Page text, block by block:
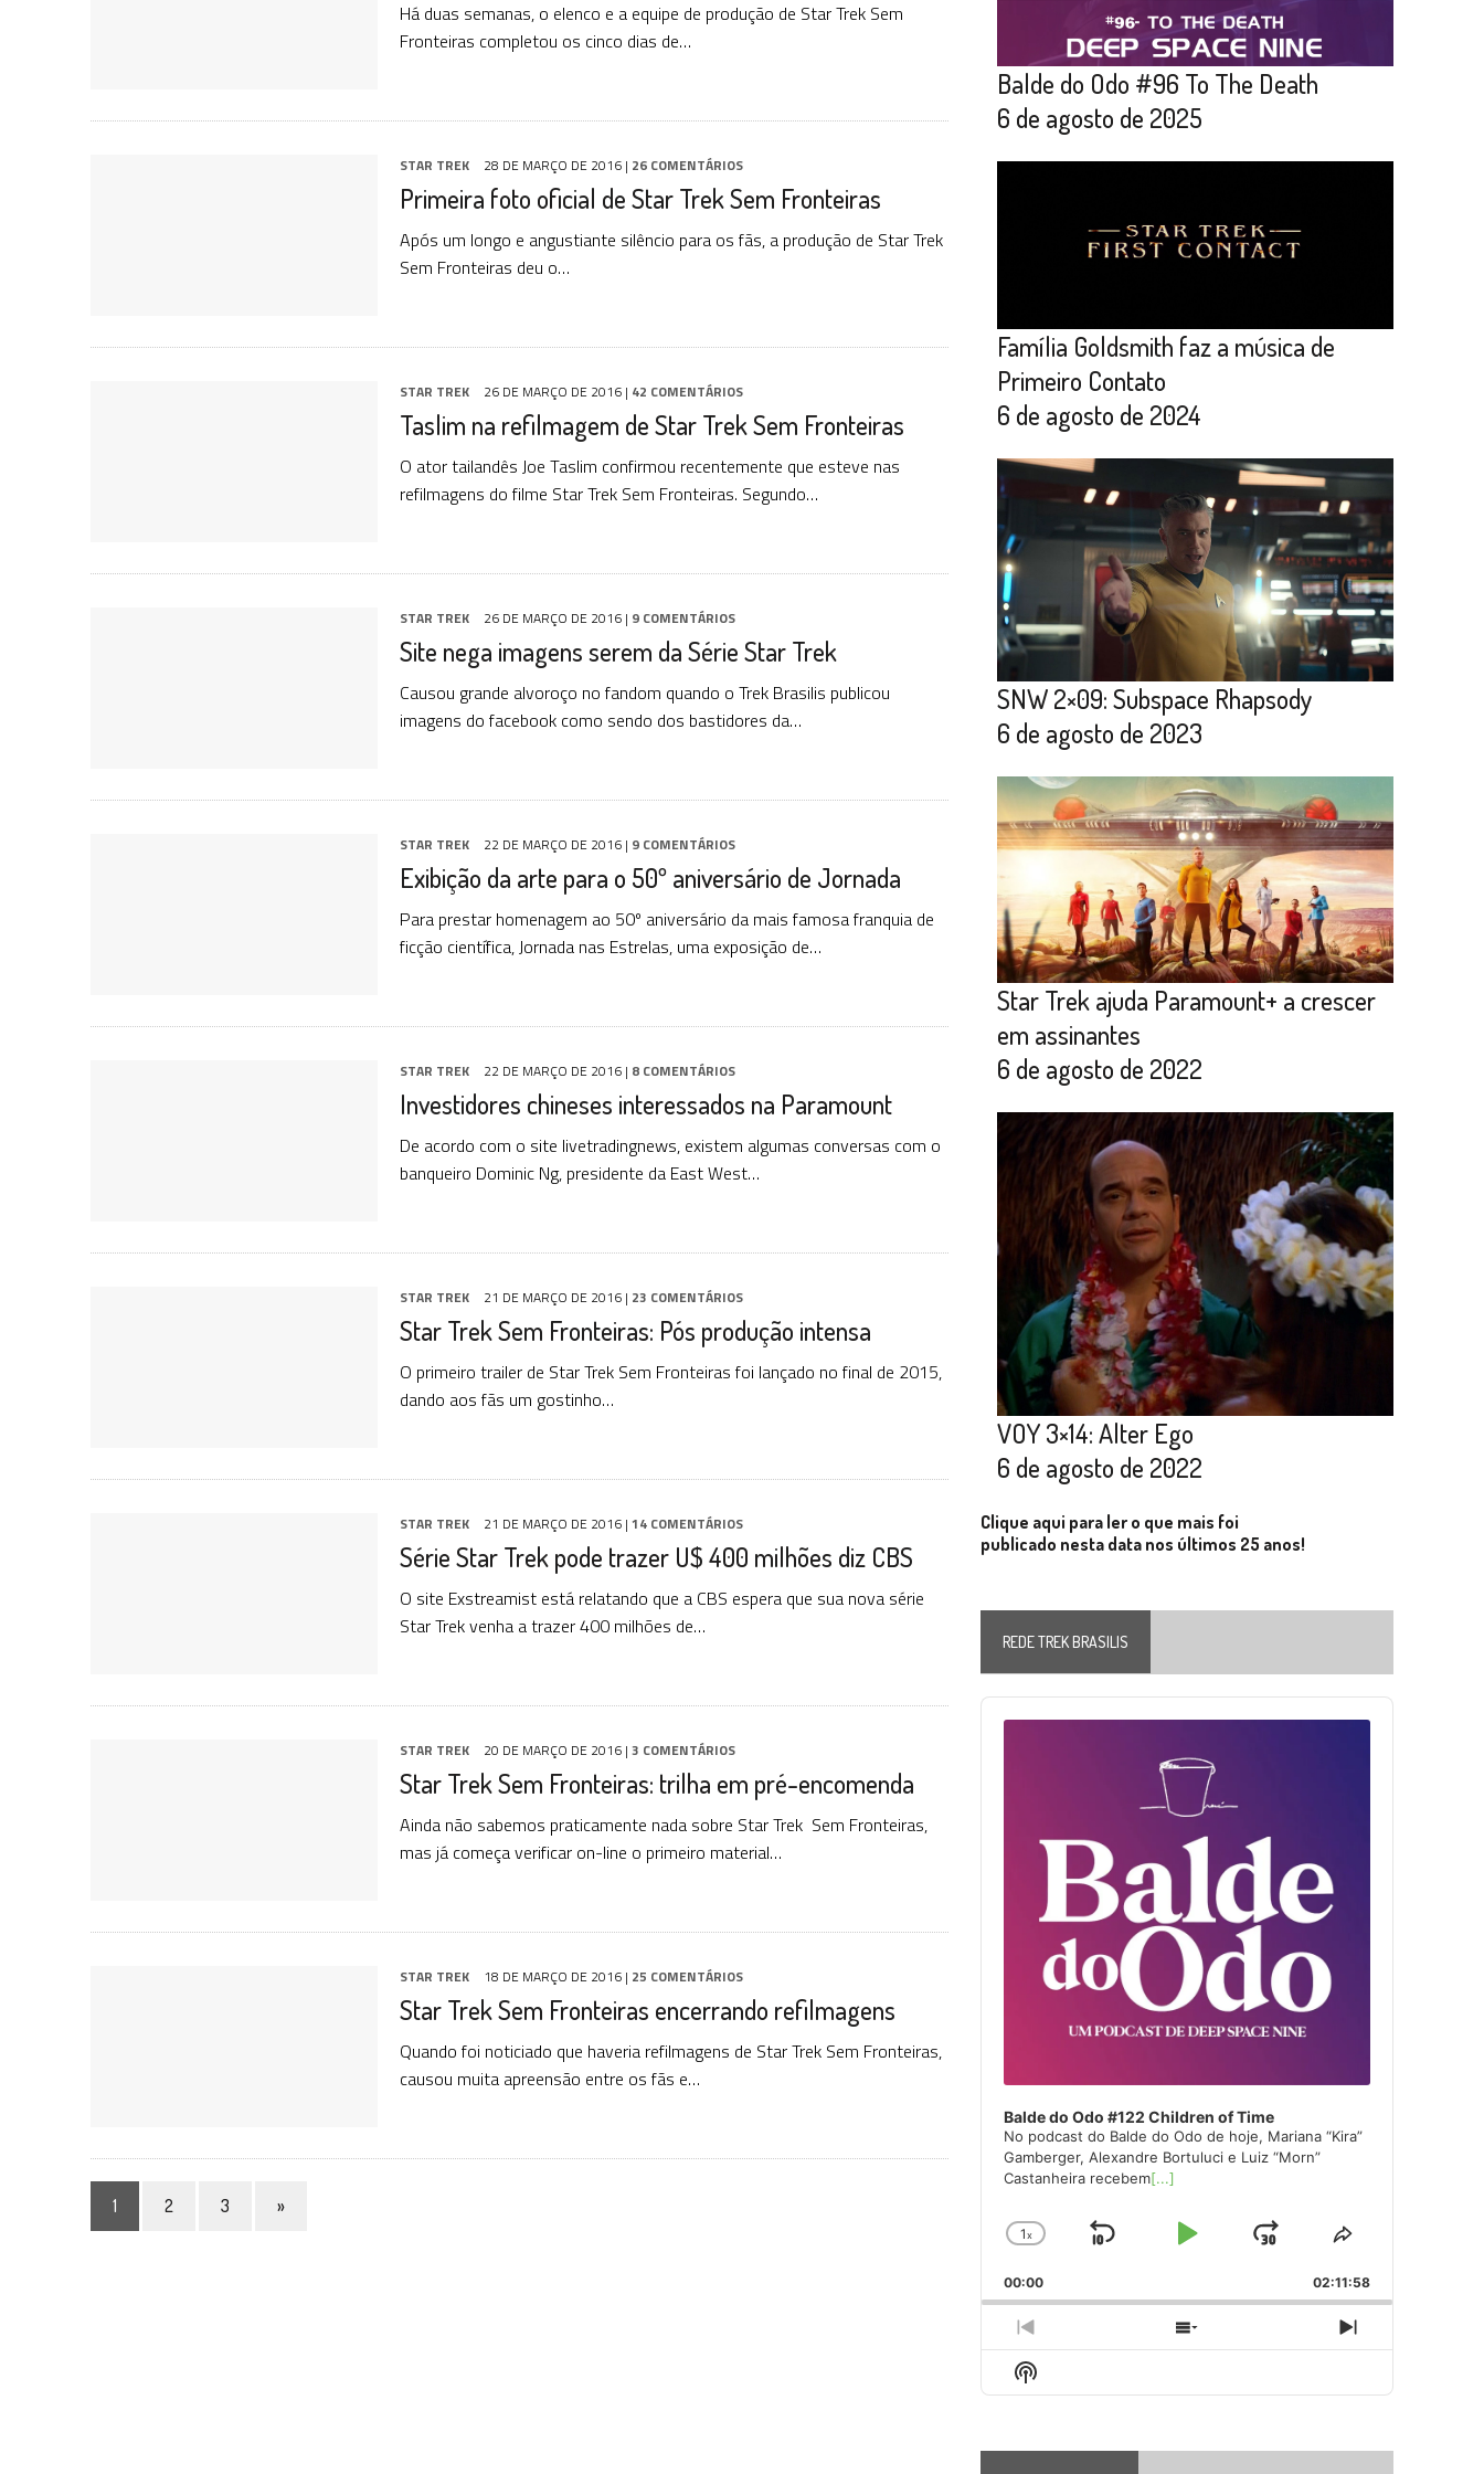
Há duas semanas, o elenco e a equipe de produção de Star Trek Sem
Fronteiras completou os cinco dias de…
STAR TREK 28 DE MARÇO DE 2016 | 26 COMENTÁRIOS
Primeira foto oficial de Star Trek Sem Fronteiras
Após um longo e angustiante silêncio para os fãs, a produção de Star Trek
Sem Fronteiras deu o…
STAR TREK 26 DE MARÇO DE 2016 | 42 COMENTÁRIOS
Taslim na refilmagem de Star Trek Sem Fronteiras
O ator tailandês Joe Taslim confirmou recentemente que esteve nas
refilmagens do filme Star Trek Sem Fronteiras. Segundo…
STAR TREK 26 DE MARÇO DE 2016 | 9 COMENTÁRIOS
Site nega imagens serem da Série Star Trek
Causou grande alvoroço no fandom quando o Trek Brasilis publicou
imagens do facebook como sendo dos bastidores da…
STAR TREK 22 DE MARÇO DE 2016 | 9 COMENTÁRIOS
Exibição da arte para o 50º aniversário de Jornada
Para prestar homenagem ao 50º aniversário da mais famosa franquia de
ficção científica, Jornada nas Estrelas, uma exposição de…
STAR TREK 22 DE MARÇO DE 2016 | 8 COMENTÁRIOS
Investidores chineses interessados na Paramount
De acordo com o site livetradingnews, existem algumas conversas com o
banqueiro Dominic Ng, presidente da East West…
STAR TREK 21 DE MARÇO DE 2016 | 23 COMENTÁRIOS
Star Trek Sem Fronteiras: Pós produção intensa
O primeiro trailer de Star Trek Sem Fronteiras foi lançado no final de 2015,
dando aos fãs um gostinho…
STAR TREK 21 DE MARÇO DE 2016 | 14 COMENTÁRIOS
Série Star Trek pode trazer U$ 400 milhões diz CBS
O site Exstreamist está relatando que a CBS espera que sua nova série
Star Trek venha a trazer 400 milhões de…
STAR TREK 20 DE MARÇO DE 2016 | 3 COMENTÁRIOS
Star Trek Sem Fronteiras: trilha em pré-encomenda
Ainda não sabemos praticamente nada sobre Star Trek Sem Fronteiras,
mas já começa verificar on-line o primeiro material…
STAR TREK 18 DE MARÇO DE 2016 | 25 COMENTÁRIOS
Star Trek Sem Fronteiras encerrando refilmagens
Quando foi noticiado que haveria refilmagens de Star Trek Sem Fronteiras,
causou muita apreensão entre os fãs e…
1 2 3 »
Balde do Odo #96 To The Death
6 de agosto de 2025
Família Goldsmith faz a música de
Primeiro Contato
6 de agosto de 2024
SNW 2×09: Subspace Rhapsody
6 de agosto de 2023
Star Trek ajuda Paramount+ a crescer
em assinantes
6 de agosto de 2022
VOY 3×14: Alter Ego
6 de agosto de 2022
Clique aqui para ler o que mais foi
publicado nesta data nos últimos 25 anos!
REDE TREK BRASILIS
Audio
Player
Balde do Odo #122 Children of Time
No podcast do Balde do Odo de hoje, Mariana “Kira”
Gamberger, Alexandre Bortuluci e Luiz “Morn”
Castanheira recebem[...]
Change
Rate
1x
Skip
Play
Jump
Forward
Share
Episode
00:00 02:11:58
Previous
Episode
Show
Episodes
Next
Episode
Show
Podcast